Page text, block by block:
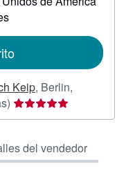
Keip, Berlin,
Calificación
del
5
de
del vendedor